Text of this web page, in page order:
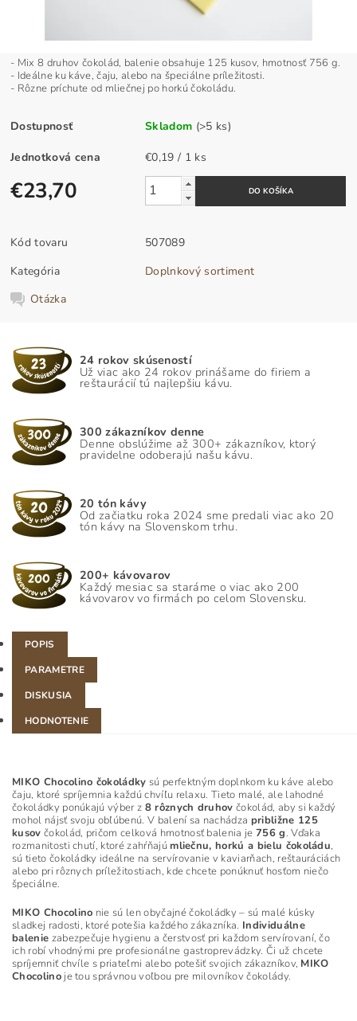
- Mix 8 druhov čokolád, balenie obsahuje 125 kusov, hmotnosť 756 g.
- Ideálne ku káve, čaju, alebo na špeciálne príležitosti.
- Rôzne príchute od mliečnej po horkú čokoládu.
Dostupnosť Skladom (>5 ks)
Jednotková cena €0,19 / 1 ks
€23,70
Kód tovaru
507089
Kategória
Doplnkový sortiment
Otázka
24 rokov skúseností
Už viac ako 24 rokov prinášame do firiem a
reštaurácií tú najlepšiu kávu.
300 zákazníkov denne
Denne obslúžime až 300+ zákazníkov, ktorý
pravidelne odoberajú našu kávu.
20 tón kávy
Od začiatku roka 2024 sme predali viac ako 20
tón kávy na Slovenskom trhu.
200+ kávovarov
Každý mesiac sa staráme o viac ako 200
kávovarov vo firmách po celom Slovensku.
POPIS
PARAMETRE
DISKUSIA
HODNOTENIE
MIKO Chocolino čokoládky sú perfektným doplnkom ku káve alebo
čaju, ktoré spríjemnia každú chvíľu relaxu. Tieto malé, ale lahodné
čokoládky ponúkajú výber z 8 rôznych druhov čokolád, aby si každý
mohol nájsť svoju obľúbenú. V balení sa nachádza približne 125
kusov čokolád, pričom celková hmotnosť balenia je756 g. Vďaka
rozmanitosti chutí, ktoré zahŕňajúmliečnu, horkú a bielu čokoládu,
sú tieto čokoládky ideálne na servírovanie v kaviarňach, reštauráciách
alebo pri rôznych príležitostiach, kde chcete ponúknuť hosťom niečo
špeciálne.
MIKO Chocolino nie sú len obyčajné čokoládky – sú malé kúsky
sladkej radosti, ktoré potešia každého zákazníka. Individuálne
balenie zabezpečuje hygienu a čerstvosť pri každom servírovaní, čo
ich robí vhodnými pre profesionálne gastroprevádzky. Či už chcete
spríjemniť chvíle s priateľmi alebo potešiť svojich zákazníkov, MIKO
Chocolinoje tou správnou voľbou pre milovníkov čokolády.